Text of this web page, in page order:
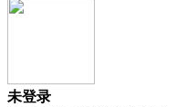
未登录